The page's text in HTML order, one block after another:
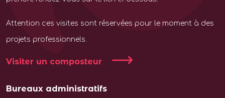
Attention ces visites sont réservées pour le moment à des
projets professionnels.
Visiter un composteur
Bureaux administratifs